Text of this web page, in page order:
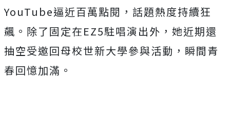
YouTube逼近百萬點閱， 話題熱度持續狂
飆。除了固定在EZ5駐唱演出外， 她近期還
抽空受邀回母校世新大學參與活動，瞬間青
春回憶加滿。